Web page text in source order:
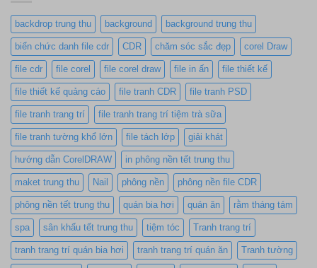
backdrop trung thu background background trung thu
biển chức danh file cdr CDR chăm sóc sắc đẹp corel Draw
file cdr file corel file corel draw file in ấn file thiết kế
file thiết kế quảng cáo file tranh CDR file tranh PSD
file tranh trang trí file tranh trang trí tiệm trà sữa
file tranh tường khổ lớn file tách lớp giải khát
hướng dẫn CorelDRAW in phông nền tết trung thu
maket trung thu Nail phông nền phông nền file CDR
phông nền tết trung thu quán bia hơi quán ăn rằm tháng tám
spa sân khấu tết trung thu tiệm tóc Tranh trang trí
tranh trang trí quán bia hơi tranh trang trí quán ăn Tranh tường